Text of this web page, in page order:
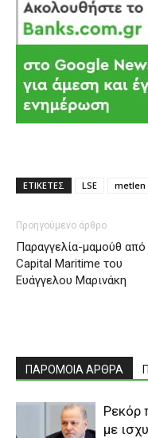
ΕΤΙΚΕΤΕΣ LSE metlen
Προηγούμενο άρθρο
Παραγγελία-μαμούθ από
Capital Maritime του
Ευάγγελου Μαρινάκη
ΠΑΡΟΜΟΙΑ ΑΡΘΡΑ
Ρεκόρ
με